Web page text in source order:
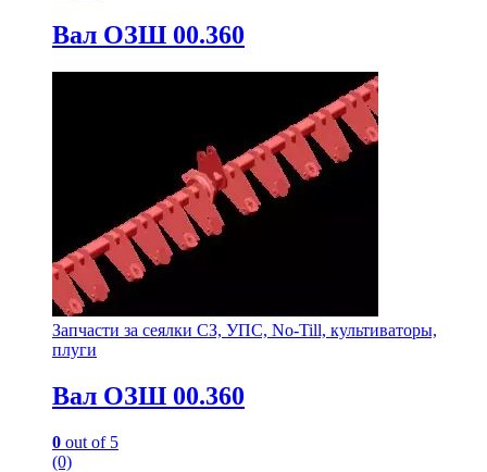
Вал ОЗШ 00.360
Запчасти за сеялки СЗ, УПС, No-Till, культиваторы,
плуги
Вал ОЗШ 00.360
0 out of 5
(0)